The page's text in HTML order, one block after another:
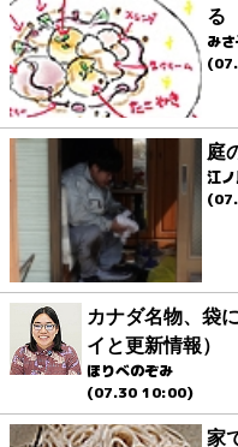
る
み
庭
江
カナダ名物、袋
イと更新情報）
ほりべのぞみ
(07.30 10:00)
家